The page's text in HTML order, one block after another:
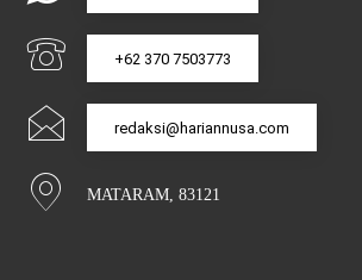
+62 370 7503773
redaksi@hariannusa.com
MATARAM, 83121